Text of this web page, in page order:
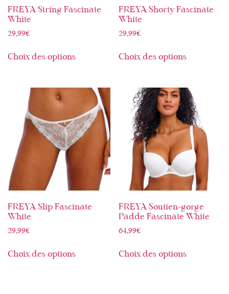
FREYA String Fascinate
White
29,99€
Choix des options
FREYA Shorty Fascinate
White
29,99€
Choix des options
FREYA Slip Fascinate
White
29,99€
Choix des options
FREYA Soutien-gorge
Padde Fascinate White
64,99€
Choix des options